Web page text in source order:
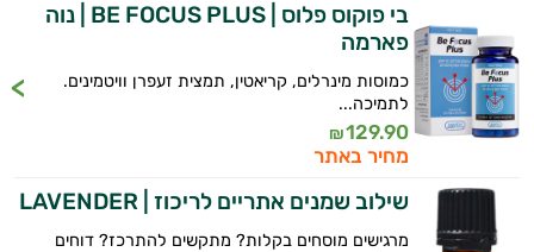
בי פוקוס פלוס | BE FOCUS PLUS | נוה
פארמה
כמוסות מינרלים, קריאטין, תמצית זעפרן וויטמינים.
לתמיכה...
129.90
₪
מחיר באתר
שילוב שמנים אתריים לריכוז | LAVENDER
מרגישים מוסחים בקלות? מתקשים להתרכז? דוחים